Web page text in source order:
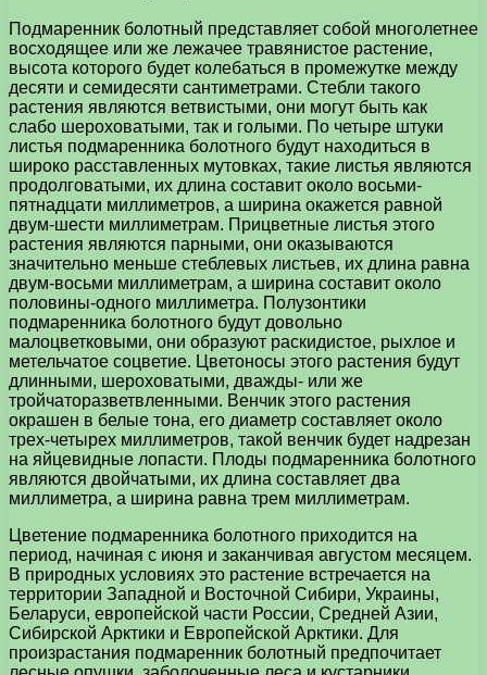
Подмаренник болотный представляет собой многолетнее
восходящее или же лежачее травянистое растение,
высота которого будет колебаться в промежутке между
десяти и семидесяти сантиметрами. Стебли такого
растения являются ветвистыми, они могут быть как
слабо шероховатыми, так и голыми. По четыре штуки
листья подмаренника болотного будут находиться в
широко расставленных мутовках, такие листья являются
продолговатыми, их длина составит около восьми-
пятнадцати миллиметров, а ширина окажется равной
двум-шести миллиметрам. Прицветные листья этого
растения являются парными, они оказываются
значительно меньше стеблевых листьев, их длина равна
двум-восьми миллиметрам, а ширина составит около
половины-одного миллиметра. Полузонтики
подмаренника болотного будут довольно
малоцветковыми, они образуют раскидистое, рыхлое и
метельчатое соцветие. Цветоносы этого растения будут
длинными, шероховатыми, дважды- или же
тройчаторазветвленными. Венчик этого растения
окрашен в белые тона, его диаметр составляет около
трех-четырех миллиметров, такой венчик будет надрезан
на яйцевидные лопасти. Плоды подмаренника болотного
являются двойчатыми, их длина составляет два
миллиметра, а ширина равна трем миллиметрам.
Цветение подмаренника болотного приходится на
период, начиная с июня и заканчивая августом месяцем.
В природных условиях это растение встречается на
территории Западной и Восточной Сибири, Украины,
Беларуси, европейской части России, Средней Азии,
Сибирской Арктики и Европейской Арктики. Для
произрастания подмаренник болотный предпочитает